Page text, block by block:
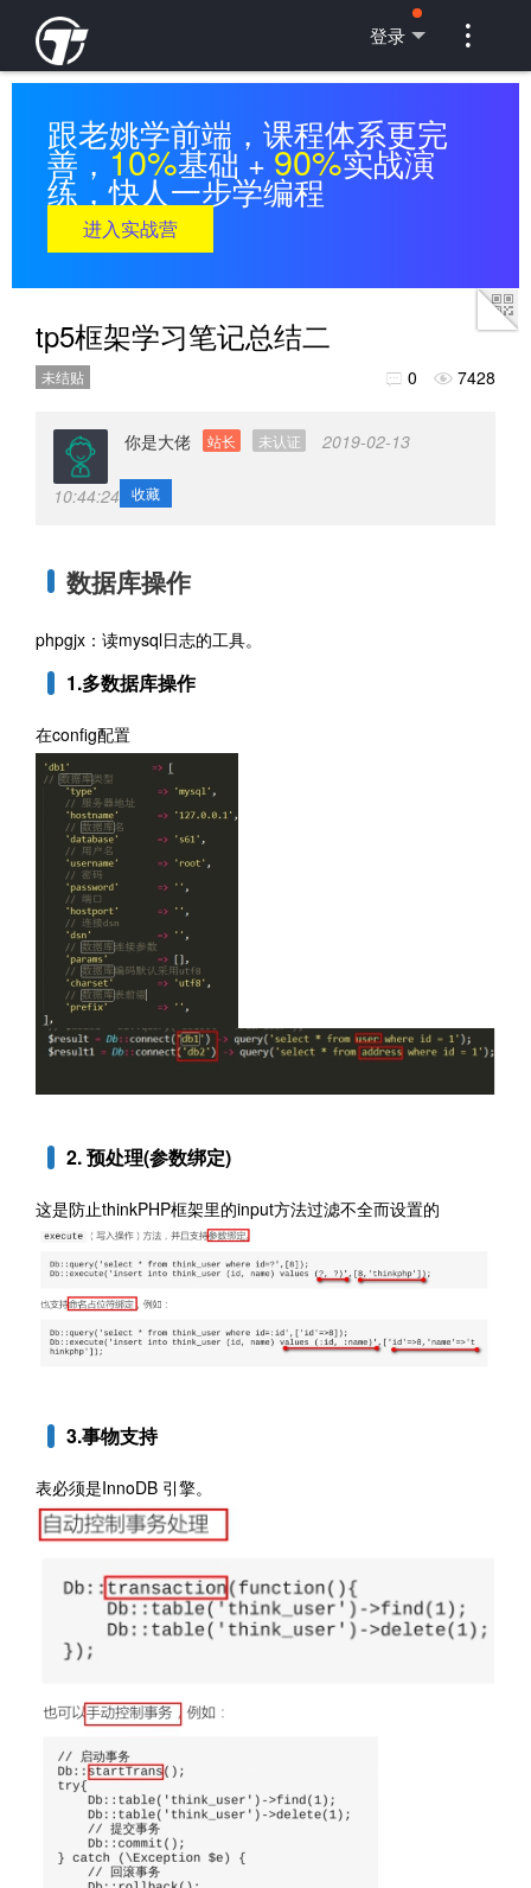
登录 
跟老姚学前端，课程体系更完
善，10%基础 +90%实战演
练，快人一步学编程
进入实战营
tp5框架学习笔记总结二
未结贴  0  7428
你是大佬 站长 未认证 2019-02-13
10:44:24 收藏
数据库操作
phpgjx：读mysql日志的工具。
1.多数据库操作
在config配置
2. 预处理(参数绑定)
这是防止thinkPHP框架里的input方法过滤不全而设置的
3.事物支持
表必须是InnoDB 引擎。